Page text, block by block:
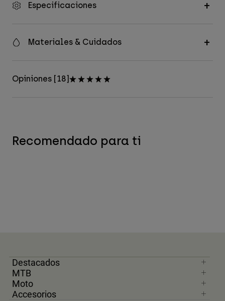
Especificaciones
Materiales & Cuidados
Opiniones [18]
Recomendado para ti
Destacados
MTB
Moto
Accesorios